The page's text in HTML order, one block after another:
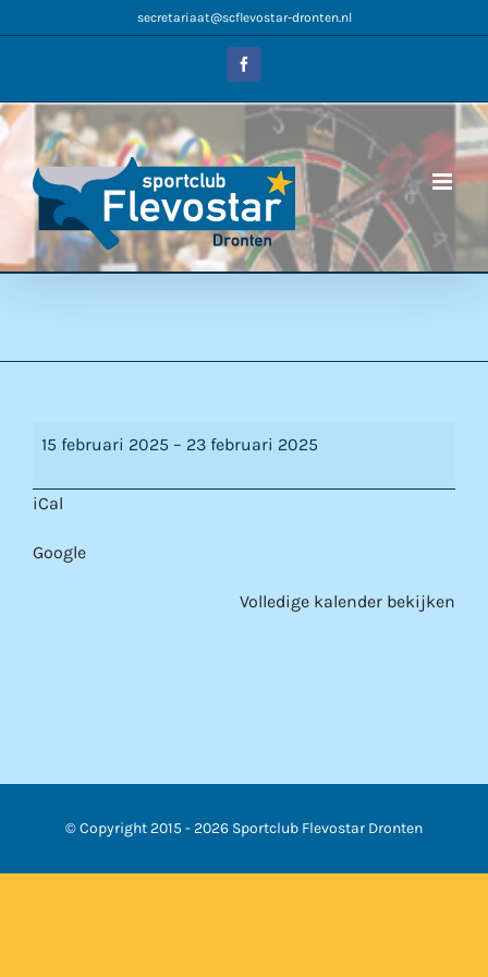
naar
secretariaat@scflevostar-dronten.nl
Facebook
Voorjaarsvakantie
15 februari 2025 – 23 februari 2025
iCal
Google
Volledige kalender bekijken
© Copyright 2015 -2026 Sportclub Flevostar Dronten